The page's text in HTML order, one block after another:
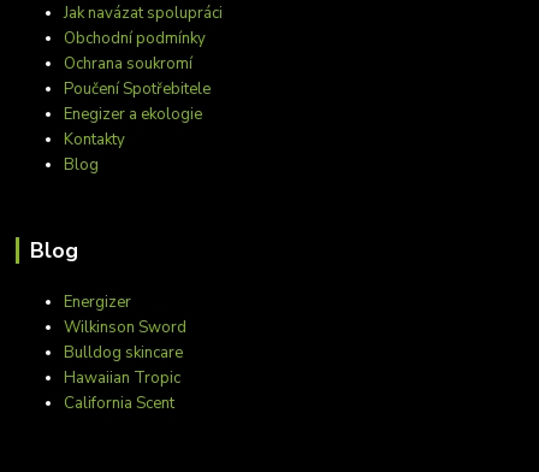
Jak navázat spolupráci
Obchodní podmínky
Ochrana soukromí
Poučení Spotřebitele
Enegizer a ekologie
Kontakty
Blog
Blog
Energizer
Wilkinson Sword
Bulldog skincare
Hawaiian Tropic
California Scent